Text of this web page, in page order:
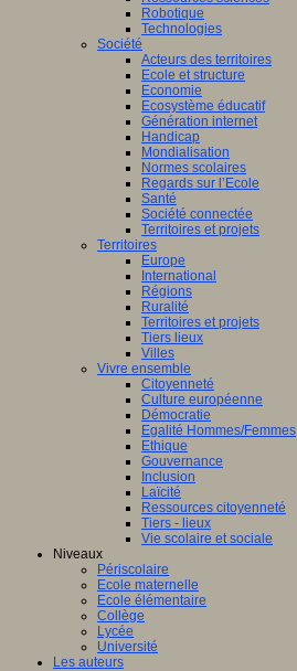
Robotique
Technologies
Société
Acteurs des territoires
Ecole et structure
Economie
Ecosystème éducatif
Génération internet
Handicap
Mondialisation
Normes scolaires
Regards sur l’Ecole
Santé
Société connectée
Territoires et projets
Territoires
Europe
International
Régions
Ruralité
Territoires et projets
Tiers lieux
Villes
Vivre ensemble
Citoyenneté
Culture européenne
Démocratie
Egalité Hommes/Femmes
Ethique
Gouvernance
Inclusion
Laïcité
Ressources citoyenneté
Tiers - lieux
Vie scolaire et sociale
Niveaux
Périscolaire
Ecole maternelle
Ecole élémentaire
Collège
Lycée
Université
Les auteurs